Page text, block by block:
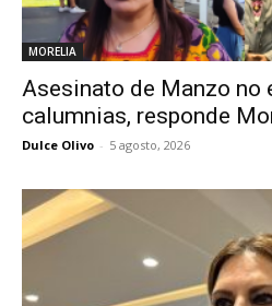
MORELIA
Asesinato de Manzo no
calumnias, responde
Dulce Olivo - 5 agosto, 2026